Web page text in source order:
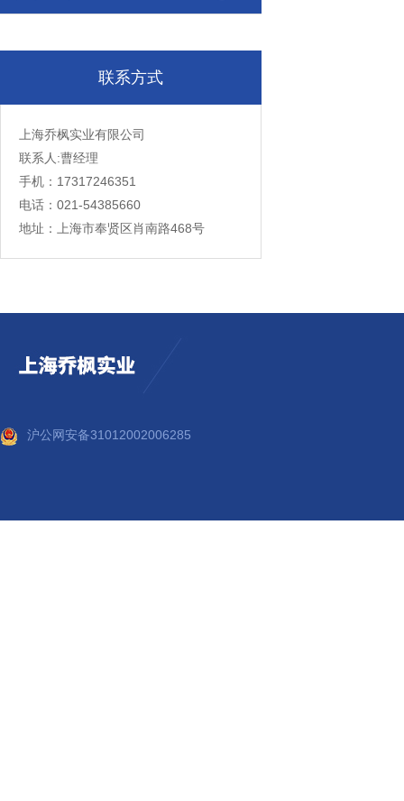
联系方式
上海乔枫实业有限公司
联系人:曹经理
手机：17317246351
电话：021-54385660
地址：上海市奉贤区肖南路468号
沪公网安备31012002006285